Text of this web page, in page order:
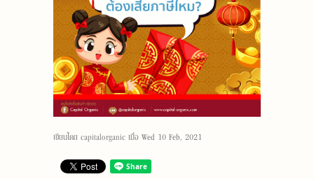
เขียนโดย capitalorganic เมื่อ Wed 10 Feb, 2021